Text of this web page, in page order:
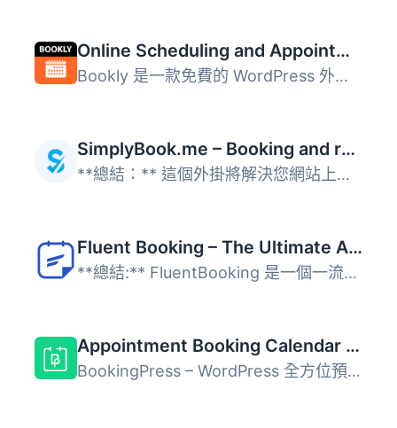
Online Scheduling and Appointment Booking System – Bookly
Bookly 是一款免費的 WordPress 外掛，允許網站接受線上預約...
SimplyBook.me – Booking and reservations calendar
**總結：** 這個外掛將解決您網站上的線上預約問題。如果您需...
Fluent Booking – The Ultimate Appointments Scheduling, Events Booking, Events Calendar Solution
**總結:** FluentBooking 是一個一流的解決方案，用於安排和...
Appointment Booking Calendar Plugin and Scheduling Plugin – BookingPress
BookingPress – WordPress 全方位預約外掛程式 Booking...